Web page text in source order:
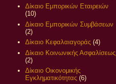
Δίκαιο Εμπορικών Εταιρειών
(10)
Δίκαιο Εμπορικών Συμβάσεων
(2)
Δίκαιο Κεφαλαιαγοράς (4)
Δίκαιο Κοινωνικής Ασφαλίσεως
(2)
Δίκαιο Οικονομικής
Εγκληματικότητας (6)